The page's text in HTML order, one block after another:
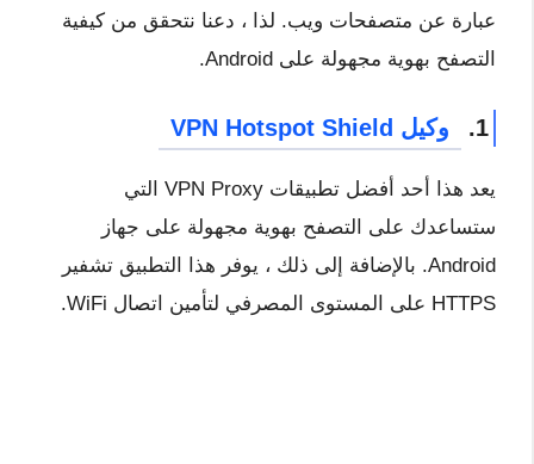
عبارة عن متصفحات ويب. لذا ، دعنا نتحقق من كيفية
التصفح بهوية مجهولة على Android.
1. وكيل VPN Hotspot Shield
يعد هذا أحد أفضل تطبيقات VPN Proxy التي
ستساعدك على التصفح بهوية مجهولة على جهاز
Android. بالإضافة إلى ذلك ، يوفر هذا التطبيق تشفير
HTTPS على المستوى المصرفي لتأمين اتصال WiFi.